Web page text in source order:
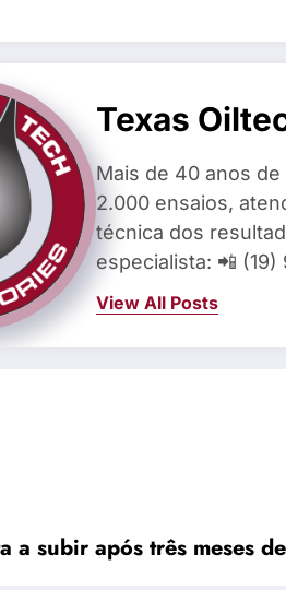
Texas
Mais de 40 anos
2.000 ensaios,
técnica dos
especialista: 📲
View All Posts
a subir após três meses